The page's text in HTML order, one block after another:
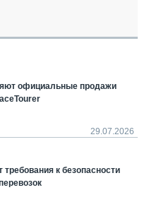
официальные продажи
29.07.2026
к безопасности